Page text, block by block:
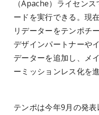
（Apache）ライセン
ードを実行できる。現
リデーターをテンポチ
デザインパートナーや
データーを追加し、メ
ーミッションレス化を
テンポは今年9月の発